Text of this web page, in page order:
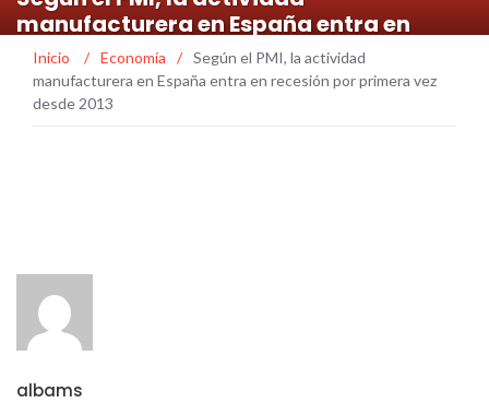
manufacturera en España entra en
recesión por primera vez desde 2013
Inicio / Economía / Según el PMI, la actividad
manufacturera en España entra en recesión por primera vez
desde 2013
albams